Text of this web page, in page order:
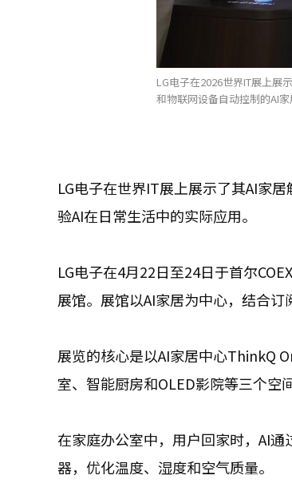
LG电子在2026世界IT展上展
和物联网设备自动控制的AI
LG电子在世界IT展上展示了其AI家
验AI在日常生活中的实际应用。
LG电子在4月22日至24日于首尔
展馆。展馆以AI家居为中心，结合订
展览的核心是以AI家居中心ThinkQ
室、智能厨房和OLED影院等三个空
在家庭办公室中，用户回家时，AI
器，优化温度、湿度和空气质量。